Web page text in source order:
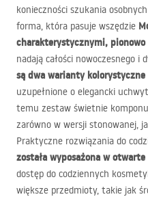
konieczności szukania
forma, która pasuje wszędzie
charakterystycznymi,
nadają całości nowoczesnego i
są dwa warianty
uzupełnione o elegancki
temu zestaw świetnie
zarówno w wersji stonowanej,
Praktyczne rozwiązania do
została wyposażona w otwarte
dostęp do codziennych
większe przedmioty, takie jak